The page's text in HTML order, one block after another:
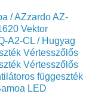
/ AZzardo AZ-
Vektor
A2-CL / Hugyag
Vértesszőlős
Vértesszőlős
függeszték
LED